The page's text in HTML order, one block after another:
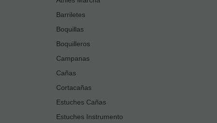
Barriletes
Boquillas
Boquilleros
Campanas
Cañas
Cortacañas
Estuches Cañas
Estuches Instrumento